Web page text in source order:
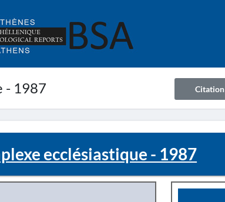
- 1987 Citation
ecclésiastique - 1987